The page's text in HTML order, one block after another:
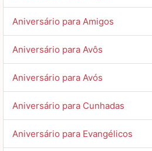
Aniversário para Amigos
Aniversário para Avôs
Aniversário para Avós
Aniversário para Cunhadas
Aniversário para Evangélicos